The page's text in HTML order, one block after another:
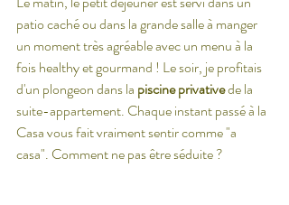
patio caché ou dans la grande salle à manger
un moment très agréable avec un menu à la
fois healthy et gourmand ! Le soir, je profitais
d'un plongeon dans la piscine privative de la
suite-appartement. Chaque instant passé à la
Casa vous fait vraiment sentir comme "a
casa". Comment ne pas être séduite ?